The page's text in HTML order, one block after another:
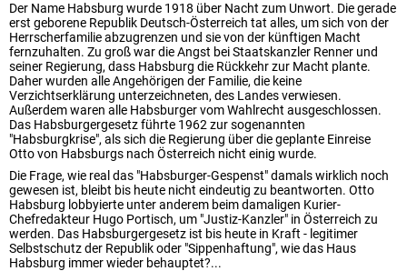
Der Name Habsburg wurde 1918 über Nacht zum Unwort. Die gerade
erst geborene Republik Deutsch-Österreich tat alles, um sich von der
Herrscherfamilie abzugrenzen und sie von der künftigen Macht
fernzuhalten. Zu groß war die Angst bei Staatskanzler Renner und
seiner Regierung, dass Habsburg die Rückkehr zur Macht plante.
Daher wurden alle Angehörigen der Familie, die keine
Verzichtserklärung unterzeichneten, des Landes verwiesen.
Außerdem waren alle Habsburger vom Wahlrecht ausgeschlossen.
Das Habsburgergesetz führte 1962 zur sogenannten
"Habsburgkrise", als sich die Regierung über die geplante Einreise
Otto von Habsburgs nach Österreich nicht einig wurde.
Die Frage, wie real das "Habsburger-Gespenst" damals wirklich noch
gewesen ist, bleibt bis heute nicht eindeutig zu beantworten. Otto
Habsburg lobbyierte unter anderem beim damaligen Kurier-
Chefredakteur Hugo Portisch, um "Justiz-Kanzler" in Österreich zu
werden. Das Habsburgergesetz ist bis heute in Kraft - legitimer
Selbstschutz der Republik oder "Sippenhaftung", wie das Haus
Habsburg immer wieder behauptet?...